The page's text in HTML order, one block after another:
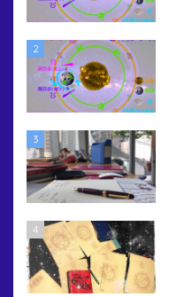
2
3
4